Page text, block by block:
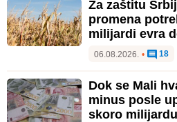
Za zaštitu
promena
milijardi evra
06.08.2026. • 18
Dok se Mali
minus posle
skoro